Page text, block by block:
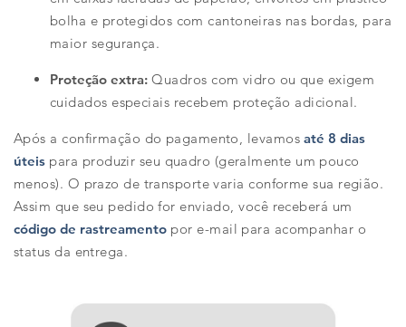
bolha e protegidos com cantoneiras nas bordas, para
maior segurança.
Proteção extra: Quadros com vidro ou que exigem
cuidados especiais recebem proteção adicional.
Após a confirmação do pagamento, levamosaté 8 dias
úteis para produzir seu quadro (geralmente um pouco
menos). O prazo de transporte varia conforme sua região.
Assim que seu pedido for enviado, você receberá um
código de rastreamento por e-mail para acompanhar o
status da entrega.